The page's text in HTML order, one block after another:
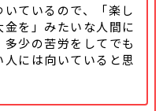
ているので、「楽し
を」みたいな人間に
少の苦労をしてでも
には向いていると思